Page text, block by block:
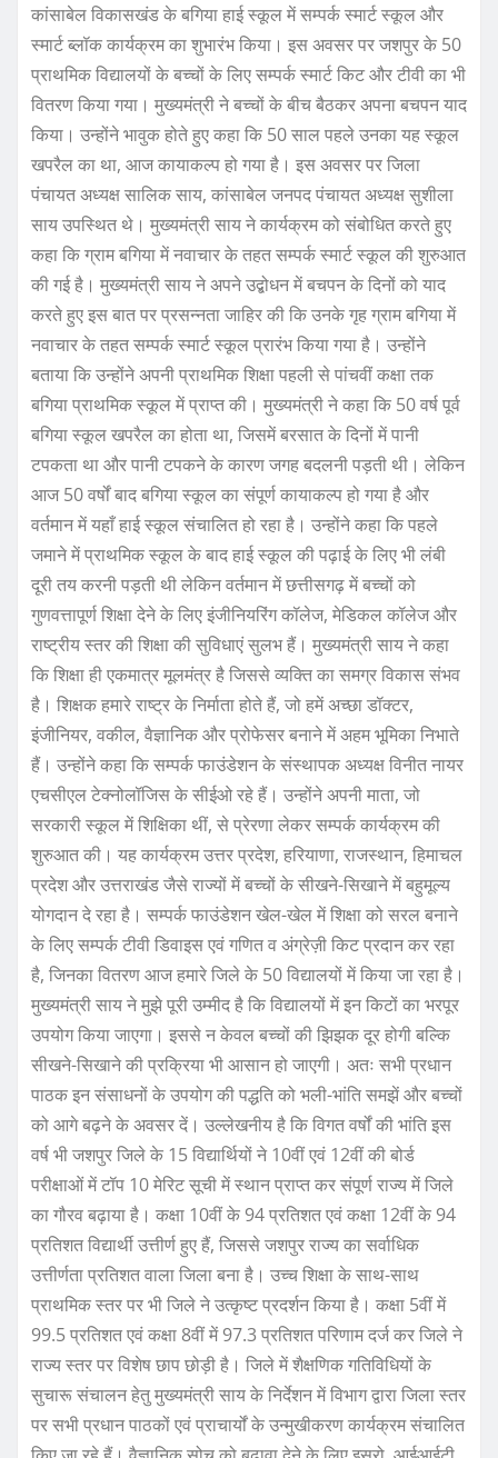
कांसाबेल विकासखंड के बगिया हाई स्कूल में सम्पर्क स्मार्ट स्कूल और
स्मार्ट ब्लॉक कार्यक्रम का शुभारंभ किया। इस अवसर पर जशपुर के 50
प्राथमिक विद्यालयों के बच्चों के लिए सम्पर्क स्मार्ट किट और टीवी का भी
वितरण किया गया। मुख्यमंत्री ने बच्चों के बीच बैठकर अपना बचपन याद
किया। उन्होंने भावुक होते हुए कहा कि 50 साल पहले उनका यह स्कूल
खपरैल का था, आज कायाकल्प हो गया है। इस अवसर पर जिला
पंचायत अध्यक्ष सालिक साय, कांसाबेल जनपद पंचायत अध्यक्ष सुशीला
साय उपस्थित थे। मुख्यमंत्री साय ने कार्यक्रम को संबोधित करते हुए
कहा कि ग्राम बगिया में नवाचार के तहत सम्पर्क स्मार्ट स्कूल की शुरुआत
की गई है। मुख्यमंत्री साय ने अपने उद्बोधन में बचपन के दिनों को याद
करते हुए इस बात पर प्रसन्नता जाहिर की कि उनके गृह ग्राम बगिया में
नवाचार के तहत सम्पर्क स्मार्ट स्कूल प्रारंभ किया गया है। उन्होंने
बताया कि उन्होंने अपनी प्राथमिक शिक्षा पहली से पांचवीं कक्षा तक
बगिया प्राथमिक स्कूल में प्राप्त की। मुख्यमंत्री ने कहा कि 50 वर्ष पूर्व
बगिया स्कूल खपरैल का होता था, जिसमें बरसात के दिनों में पानी
टपकता था और पानी टपकने के कारण जगह बदलनी पड़ती थी। लेकिन
आज 50 वर्षों बाद बगिया स्कूल का संपूर्ण कायाकल्प हो गया है और
वर्तमान में यहाँ हाई स्कूल संचालित हो रहा है। उन्होंने कहा कि पहले
जमाने में प्राथमिक स्कूल के बाद हाई स्कूल की पढ़ाई के लिए भी लंबी
दूरी तय करनी पड़ती थी लेकिन वर्तमान में छत्तीसगढ़ में बच्चों को
गुणवत्तापूर्ण शिक्षा देने के लिए इंजीनियरिंग कॉलेज, मेडिकल कॉलेज और
राष्ट्रीय स्तर की शिक्षा की सुविधाएं सुलभ हैं। मुख्यमंत्री साय ने कहा
कि शिक्षा ही एकमात्र मूलमंत्र है जिससे व्यक्ति का समग्र विकास संभव
है। शिक्षक हमारे राष्ट्र के निर्माता होते हैं, जो हमें अच्छा डॉक्टर,
इंजीनियर, वकील, वैज्ञानिक और प्रोफेसर बनाने में अहम भूमिका निभाते
हैं। उन्होंने कहा कि सम्पर्क फाउंडेशन के संस्थापक अध्यक्ष विनीत नायर
एचसीएल टेक्नोलॉजिस के सीईओ रहे हैं। उन्होंने अपनी माता, जो
सरकारी स्कूल में शिक्षिका थीं, से प्रेरणा लेकर सम्पर्क कार्यक्रम की
शुरुआत की। यह कार्यक्रम उत्तर प्रदेश, हरियाणा, राजस्थान, हिमाचल
प्रदेश और उत्तराखंड जैसे राज्यों में बच्चों के सीखने-सिखाने में बहुमूल्य
योगदान दे रहा है। सम्पर्क फाउंडेशन खेल-खेल में शिक्षा को सरल बनाने
के लिए सम्पर्क टीवी डिवाइस एवं गणित व अंग्रेज़ी किट प्रदान कर रहा
है, जिनका वितरण आज हमारे जिले के 50 विद्यालयों में किया जा रहा है।
मुख्यमंत्री साय ने मुझे पूरी उम्मीद है कि विद्यालयों में इन किटों का भरपूर
उपयोग किया जाएगा। इससे न केवल बच्चों की झिझक दूर होगी बल्कि
सीखने-सिखाने की प्रक्रिया भी आसान हो जाएगी। अतः सभी प्रधान
पाठक इन संसाधनों के उपयोग की पद्धति को भली-भांति समझें और बच्चों
को आगे बढ़ने के अवसर दें। उल्लेखनीय है कि विगत वर्षों की भांति इस
वर्ष भी जशपुर जिले के 15 विद्यार्थियों ने 10वीं एवं 12वीं की बोर्ड
परीक्षाओं में टॉप 10 मेरिट सूची में स्थान प्राप्त कर संपूर्ण राज्य में जिले
का गौरव बढ़ाया है। कक्षा 10वीं के 94 प्रतिशत एवं कक्षा 12वीं के 94
प्रतिशत विद्यार्थी उत्तीर्ण हुए हैं, जिससे जशपुर राज्य का सर्वाधिक
उत्तीर्णता प्रतिशत वाला जिला बना है। उच्च शिक्षा के साथ-साथ
प्राथमिक स्तर पर भी जिले ने उत्कृष्ट प्रदर्शन किया है। कक्षा 5वीं में
99.5 प्रतिशत एवं कक्षा 8वीं में 97.3 प्रतिशत परिणाम दर्ज कर जिले ने
राज्य स्तर पर विशेष छाप छोड़ी है। जिले में शैक्षणिक गतिविधियों के
सुचारू संचालन हेतु मुख्यमंत्री साय के निर्देशन में विभाग द्वारा जिला स्तर
पर सभी प्रधान पाठकों एवं प्राचार्यों के उन्मुखीकरण कार्यक्रम संचालित